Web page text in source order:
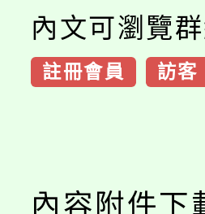
內文可瀏覽群
註冊會員 訪客
內容附件下